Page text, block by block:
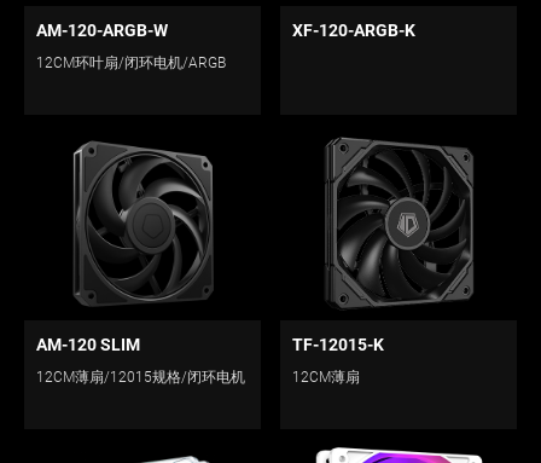
AM-120-ARGB-W
12CM环叶扇/闭环电机/ARGB
XF-120-ARGB-K
AM-120 SLIM
12CM薄扇/12015规格/闭环电机
TF-12015-K
12CM薄扇